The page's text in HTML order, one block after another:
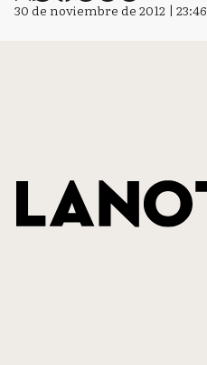
30 de noviembre de 2012 | 23:46